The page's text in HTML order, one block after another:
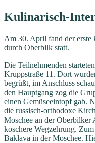
Kulinarisch-
Am 30. April fand der erste
durch Oberbilk statt.
Die Teilnehmenden
Kruppstraße 11. Dort
begrüßt, im Anschluss
den Hauptgang zog die
einen Gemüseeintopf gab.
die russisch-orthodoxe
Moschee an der Oberbilker
koschere Wegzehrung.
Baklava in der Moschee.